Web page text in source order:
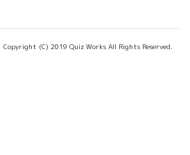
Copyright (C) 2019 Quiz Works All Rights Reserved.